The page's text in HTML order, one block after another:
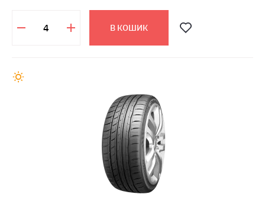
В КОШИК